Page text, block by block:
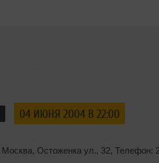
04 ИЮНЯ 2004 В 22:00
Москва, Остоженка ул., 32, Телефон: